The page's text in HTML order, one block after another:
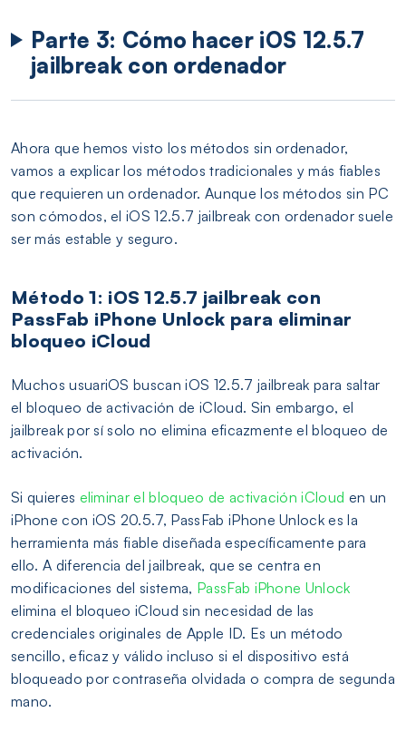
Parte 3: Cómo hacer iOS 12.5.7
jailbreak con ordenador
Ahora que hemos visto los métodos sin ordenador,
vamos a explicar los métodos tradicionales y más fiables
que requieren un ordenador. Aunque los métodos sin PC
son cómodos, el iOS 12.5.7 jailbreak con ordenador suele
ser más estable y seguro.
Método 1: iOS 12.5.7 jailbreak con
PassFab iPhone Unlock para eliminar
bloqueo iCloud
Muchos usuariOS buscan iOS 12.5.7 jailbreak para saltar
el bloqueo de activación de iCloud. Sin embargo, el
jailbreak por sí solo no elimina eficazmente el bloqueo de
activación.
Si quieres eliminar el bloqueo de activación iCloud en un
iPhone con iOS 20.5.7, PassFab iPhone Unlock es la
herramienta más fiable diseñada específicamente para
ello. A diferencia del jailbreak, que se centra en
modificaciones del sistema, PassFab iPhone Unlock
elimina el bloqueo iCloud sin necesidad de las
credenciales originales de Apple ID. Es un método
sencillo, eficaz y válido incluso si el dispositivo está
bloqueado por contraseña olvidada o compra de segunda
mano.